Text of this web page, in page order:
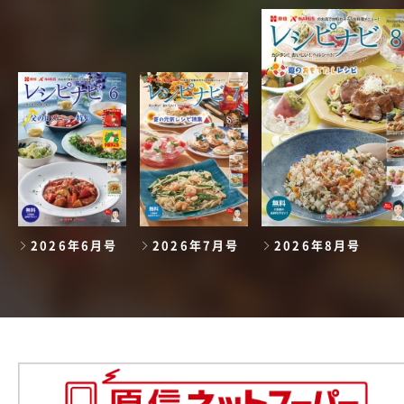
2026年6月号 2026年7月号 2026年8月号